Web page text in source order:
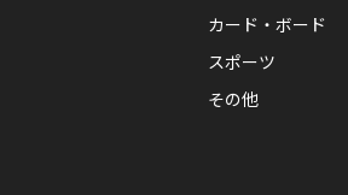
カード・ボード
スポーツ
その他